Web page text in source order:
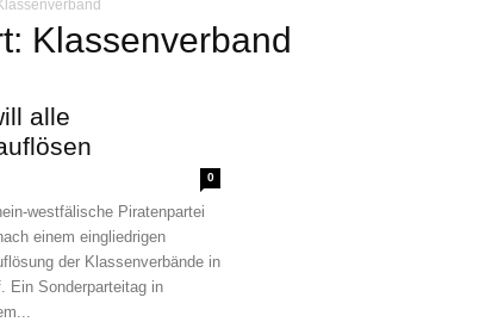
Klassenverband
alle
0
westfälische Piratenpartei
einem eingliedrigen
der Klassenverbände in
Ein Sonderparteitag in